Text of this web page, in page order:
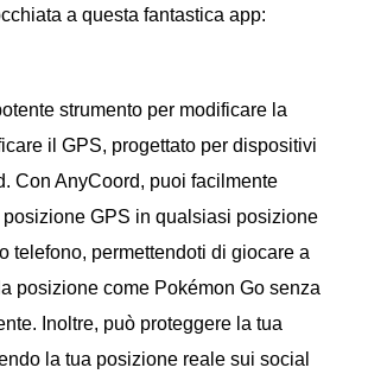
a questa fantastica app:
strumento per modificare la
il GPS, progettato per dispositivi
Con AnyCoord, puoi facilmente
GPS in qualsiasi posizione
telefono, permettendoti di giocare a
posizione come Pokémon Go senza
Inoltre, può proteggere la tua
la tua posizione reale sui social